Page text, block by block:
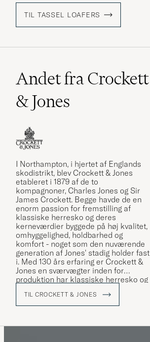
TIL TASSEL LOAFERS
Andet fra Crockett
& Jones
I Northampton, i hjertet af Englands
skodistrikt, blev Crockett & Jones
etableret i 1879 af de to
kompagnoner, Charles Jones og Sir
James Crockett. Begge havde de en
enorm passion for fremstilling af
klassiske herresko og deres
kerneværdier byggede på høj kvalitet,
omhyggelighed, holdbarhed og
komfort - noget som den nuværende
generation af Jones' stadig holder fast
i. Med 130 års erfaring er Crockett &
Jones en sværvægter inden for
produktion har klassiske herresko og
Jones er man altid sikker på både at
få design og kvalitet i topklasse.
Se vores MTO'er som vi eksklusivt har
TIL CROCKETT & JONES